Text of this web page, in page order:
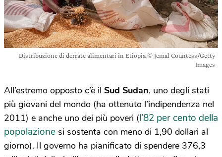
Distribuzione di derrate alimentari in Etiopia © Jemal Countess/Getty
Images
All’estremo opposto c’è il Sud Sudan, uno degli stati
più giovani del mondo (ha ottenuto l’indipendenza nel
2011) e anche uno dei più poveri (l’82 per cento della
popolazione si sostenta con meno di 1,90 dollari al
giorno). Il governo ha pianificato di spendere 376,3